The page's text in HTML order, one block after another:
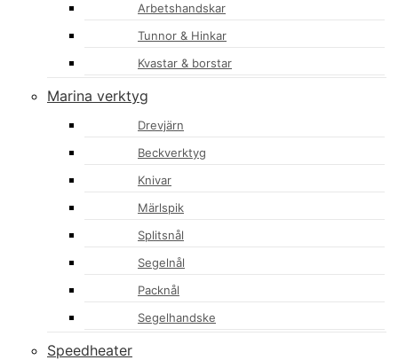
Arbetshandskar
Tunnor & Hinkar
Kvastar & borstar
Marina verktyg
Drevjärn
Beckverktyg
Knivar
Märlspik
Splitsnål
Segelnål
Packnål
Segelhandske
Speedheater